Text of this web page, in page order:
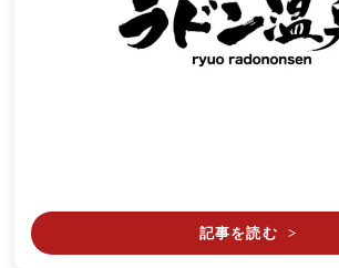
記事を読む >